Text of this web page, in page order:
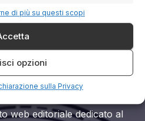
di più su questi scopi
opzioni
sulla Privacy
web editoriale dedicato al